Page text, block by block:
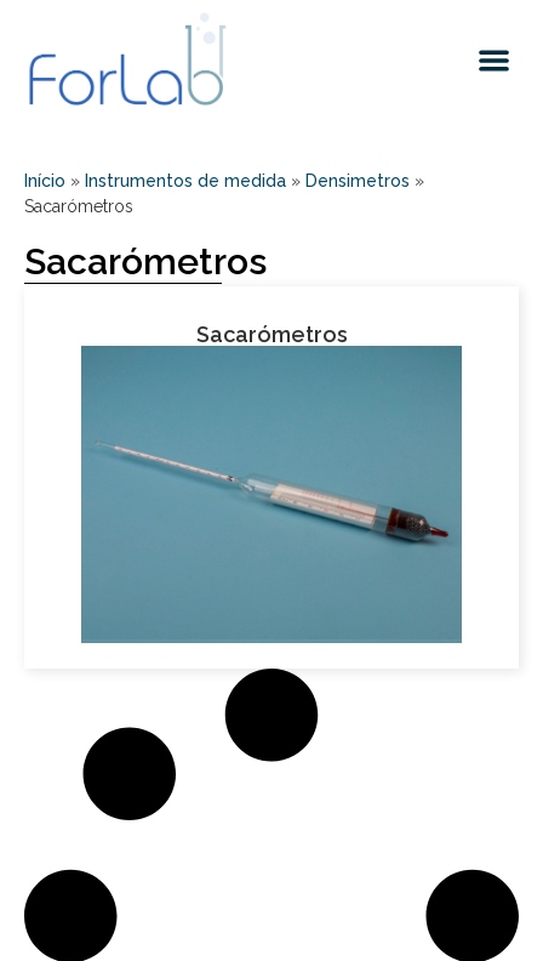
Início » Instrumentos de medida » Densimetros »
Sacarómetros
Sacarómetros
Sacarómetros